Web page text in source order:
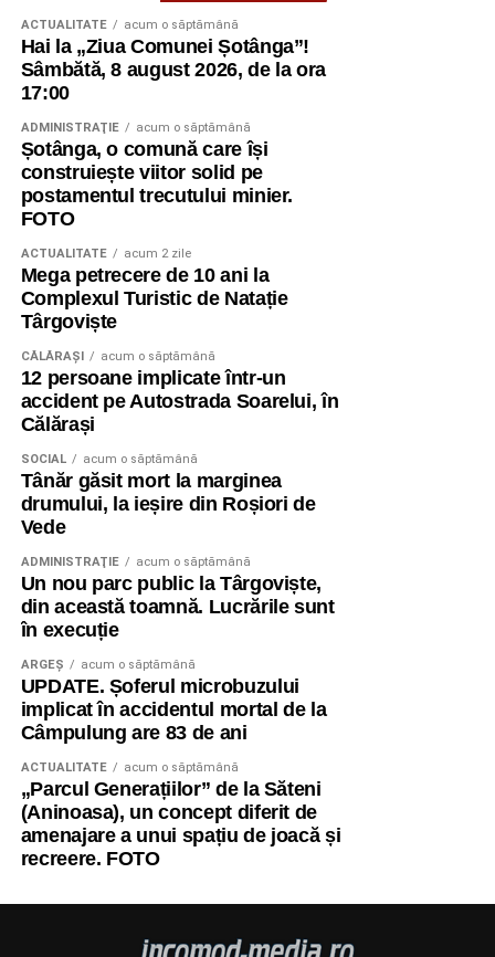
ACTUALITATE acum o săptămână
Hai la „Ziua Comunei Șotânga”!
Sâmbătă, 8 august 2026, de la ora
17:00
ADMINISTRAŢIE acum o săptămână
Șotânga, o comună care își
construiește viitor solid pe
postamentul trecutului minier.
FOTO
ACTUALITATE acum 2 zile
Mega petrecere de 10 ani la
Complexul Turistic de Natație
Târgoviște
CĂLĂRAŞI acum o săptămână
12 persoane implicate într-un
accident pe Autostrada Soarelui, în
Călărași
SOCIAL acum o săptămână
Tânăr găsit mort la marginea
drumului, la ieșire din Roșiori de
Vede
ADMINISTRAŢIE acum o săptămână
Un nou parc public la Târgoviște,
din această toamnă. Lucrările sunt
în execuție
ARGEȘ acum o săptămână
UPDATE. Șoferul microbuzului
implicat în accidentul mortal de la
Câmpulung are 83 de ani
ACTUALITATE acum o săptămână
„Parcul Generațiilor” de la Săteni
(Aninoasa), un concept diferit de
amenajare a unui spațiu de joacă și
recreere. FOTO